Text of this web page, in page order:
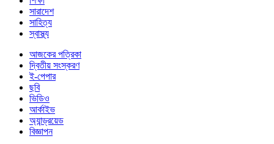
সারাদেশ
সাহিত্য
স্বাস্থ্য
আজকের পত্রিকা
দ্বিতীয় সংস্করণ
ই-পেপার
ছবি
ভিডিও
আর্কাইভ
অ্যান্ড্রয়েড
বিজ্ঞাপন